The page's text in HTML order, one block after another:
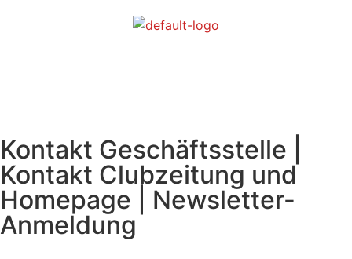
Kontakt Geschäftsstelle |
Kontakt Clubzeitung und
Homepage | Newsletter-
Anmeldung